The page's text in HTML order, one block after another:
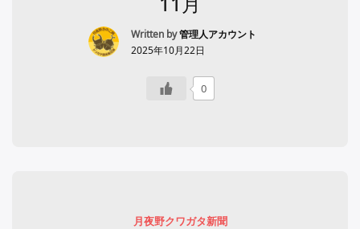
Written by管理人アカウント
2025年10月22日
0
月夜野クワガタ新聞